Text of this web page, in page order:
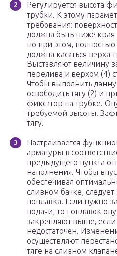
Регулируется высота
трубки. К этому
требования:
должна быть ниже
но при этом,
должна касаться верха
Выставляют величину
перелива и верхом (4)
Чтобы выполнить
освободить тягу (2) и
фиксатор на трубке.
требуемой высоты.
тягу.
Настраивается
арматуры в
предыдущего пункта
наполнения. Чтобы
обеспечивал
сливном бачке,
поплавка. Если нужно
подачи, то поплавок
закрепляют выше,
недостаточен.
осуществляют
тяге на сливном